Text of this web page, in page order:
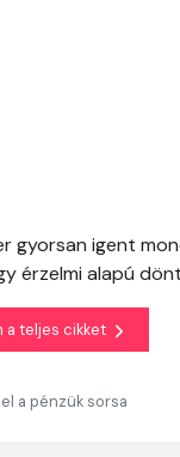
gyorsan igent
érzelmi alapú
a teljes cikket
a pénzük sorsa